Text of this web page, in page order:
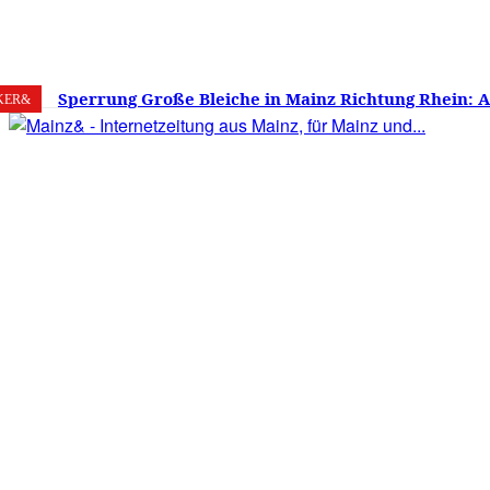
7. August 2026 17.9 Mainz
Sperrung Große Bleiche in Mainz Richtung Rhein:
verwirrt, Mainzer stinksauer – Haben die Mainzer